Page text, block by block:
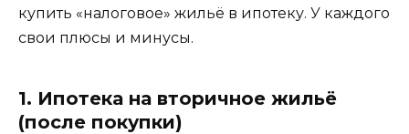
купить «налоговое» жильё в ипотеку. У каждого
свои плюсы и минусы.
1. Ипотека на вторичное жильё
(после покупки)